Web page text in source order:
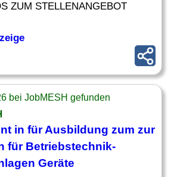
ZUM STELLENANGEBOT
bei JobMESH gefunden
in für Ausbildung zum zur
für Betriebstechnik-
Geräte